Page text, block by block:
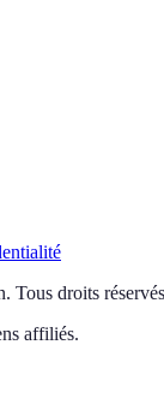
. Tous droits
affiliés.